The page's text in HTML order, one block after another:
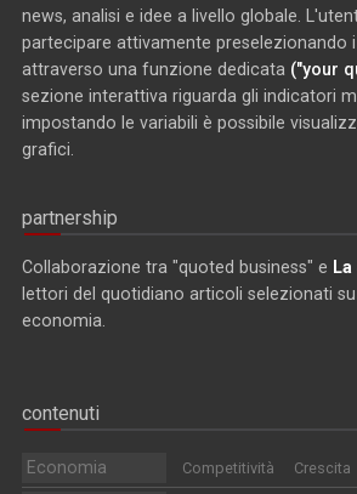
news, analisi e idee a livello globale.
partecipare attivamente preselezionando
attraverso una funzione dedicata ("your
sezione interattiva riguarda gli indicatori
impostando le variabili è possibile
grafici.
partnership
Collaborazione tra "quoted business" e La
lettori del quotidiano articoli selezionati
economia.
contenuti
Economia Competitività Crescita